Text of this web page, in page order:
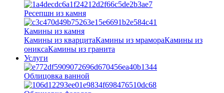
Ресепшн из камня
Камины из камня
Камины из кварцитаКамины из мрамораКамины из
ониксаКамины из гранита
Услуги
Облицовка ванной